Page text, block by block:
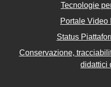
Tecnologie
Portale Video
Status
Conservazione,
didattici